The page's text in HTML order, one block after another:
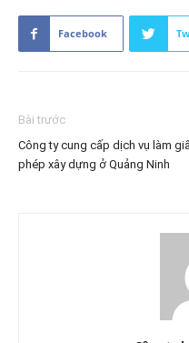
Facebook
Bài trước
Công ty cung cấp dịch vụ làm
phép xây dựng ở Quảng Ninh